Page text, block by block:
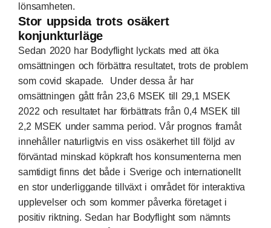
lönsamheten.
Stor uppsida trots osäkert
konjunkturläge
Sedan 2020 har Bodyflight lyckats med att öka
omsättningen och förbättra resultatet, trots de problem
som covid skapade. Under dessa år har
omsättningen gått från 23,6 MSEK till 29,1 MSEK
2022 och resultatet har förbättrats från 0,4 MSEK till
2,2 MSEK under samma period. Vår prognos framåt
innehåller naturligtvis en viss osäkerhet till följd av
förväntad minskad köpkraft hos konsumenterna men
samtidigt finns det både i Sverige och internationellt
en stor underliggande tillväxt i området för interaktiva
upplevelser och som kommer påverka företaget i
positiv riktning. Sedan har Bodyflight som nämnts